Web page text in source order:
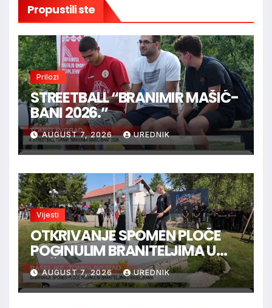
Propustili ste
Prilozi
STREETBALL “BRANIMIR MAŠIĆ-
BANI 2026.”
AUGUST 7, 2026 UREDNIK
Vijesti
OTKRIVANJE SPOMEN PLOČE
POGINULIM BRANITELJIMA U
RAŠELJKAMA
AUGUST 7, 2026 UREDNIK